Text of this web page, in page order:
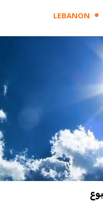
LEBANON